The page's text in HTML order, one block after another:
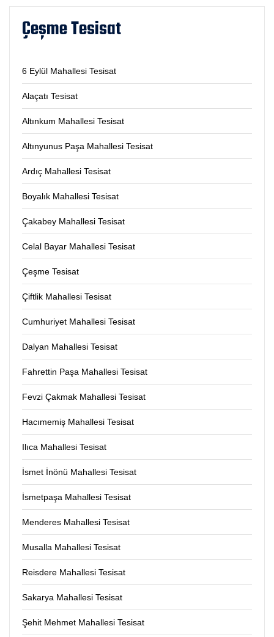
Çeşme Tesisat
6 Eylül Mahallesi Tesisat
Alaçatı Tesisat
Altınkum Mahallesi Tesisat
Altınyunus Paşa Mahallesi Tesisat
Ardıç Mahallesi Tesisat
Boyalık Mahallesi Tesisat
Çakabey Mahallesi Tesisat
Celal Bayar Mahallesi Tesisat
Çeşme Tesisat
Çiftlik Mahallesi Tesisat
Cumhuriyet Mahallesi Tesisat
Dalyan Mahallesi Tesisat
Fahrettin Paşa Mahallesi Tesisat
Fevzi Çakmak Mahallesi Tesisat
Hacımemiş Mahallesi Tesisat
Ilıca Mahallesi Tesisat
İsmet İnönü Mahallesi Tesisat
İsmetpaşa Mahallesi Tesisat
Menderes Mahallesi Tesisat
Musalla Mahallesi Tesisat
Reisdere Mahallesi Tesisat
Sakarya Mahallesi Tesisat
Şehit Mehmet Mahallesi Tesisat